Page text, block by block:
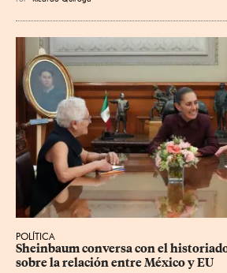
POLÍTICA
Sheinbaum conversa con el
sobre la relación entre México y EU